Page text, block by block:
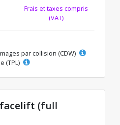
Frais et taxes compris
(VAT)
par collision (CDW)
(TPL)
facelift (full